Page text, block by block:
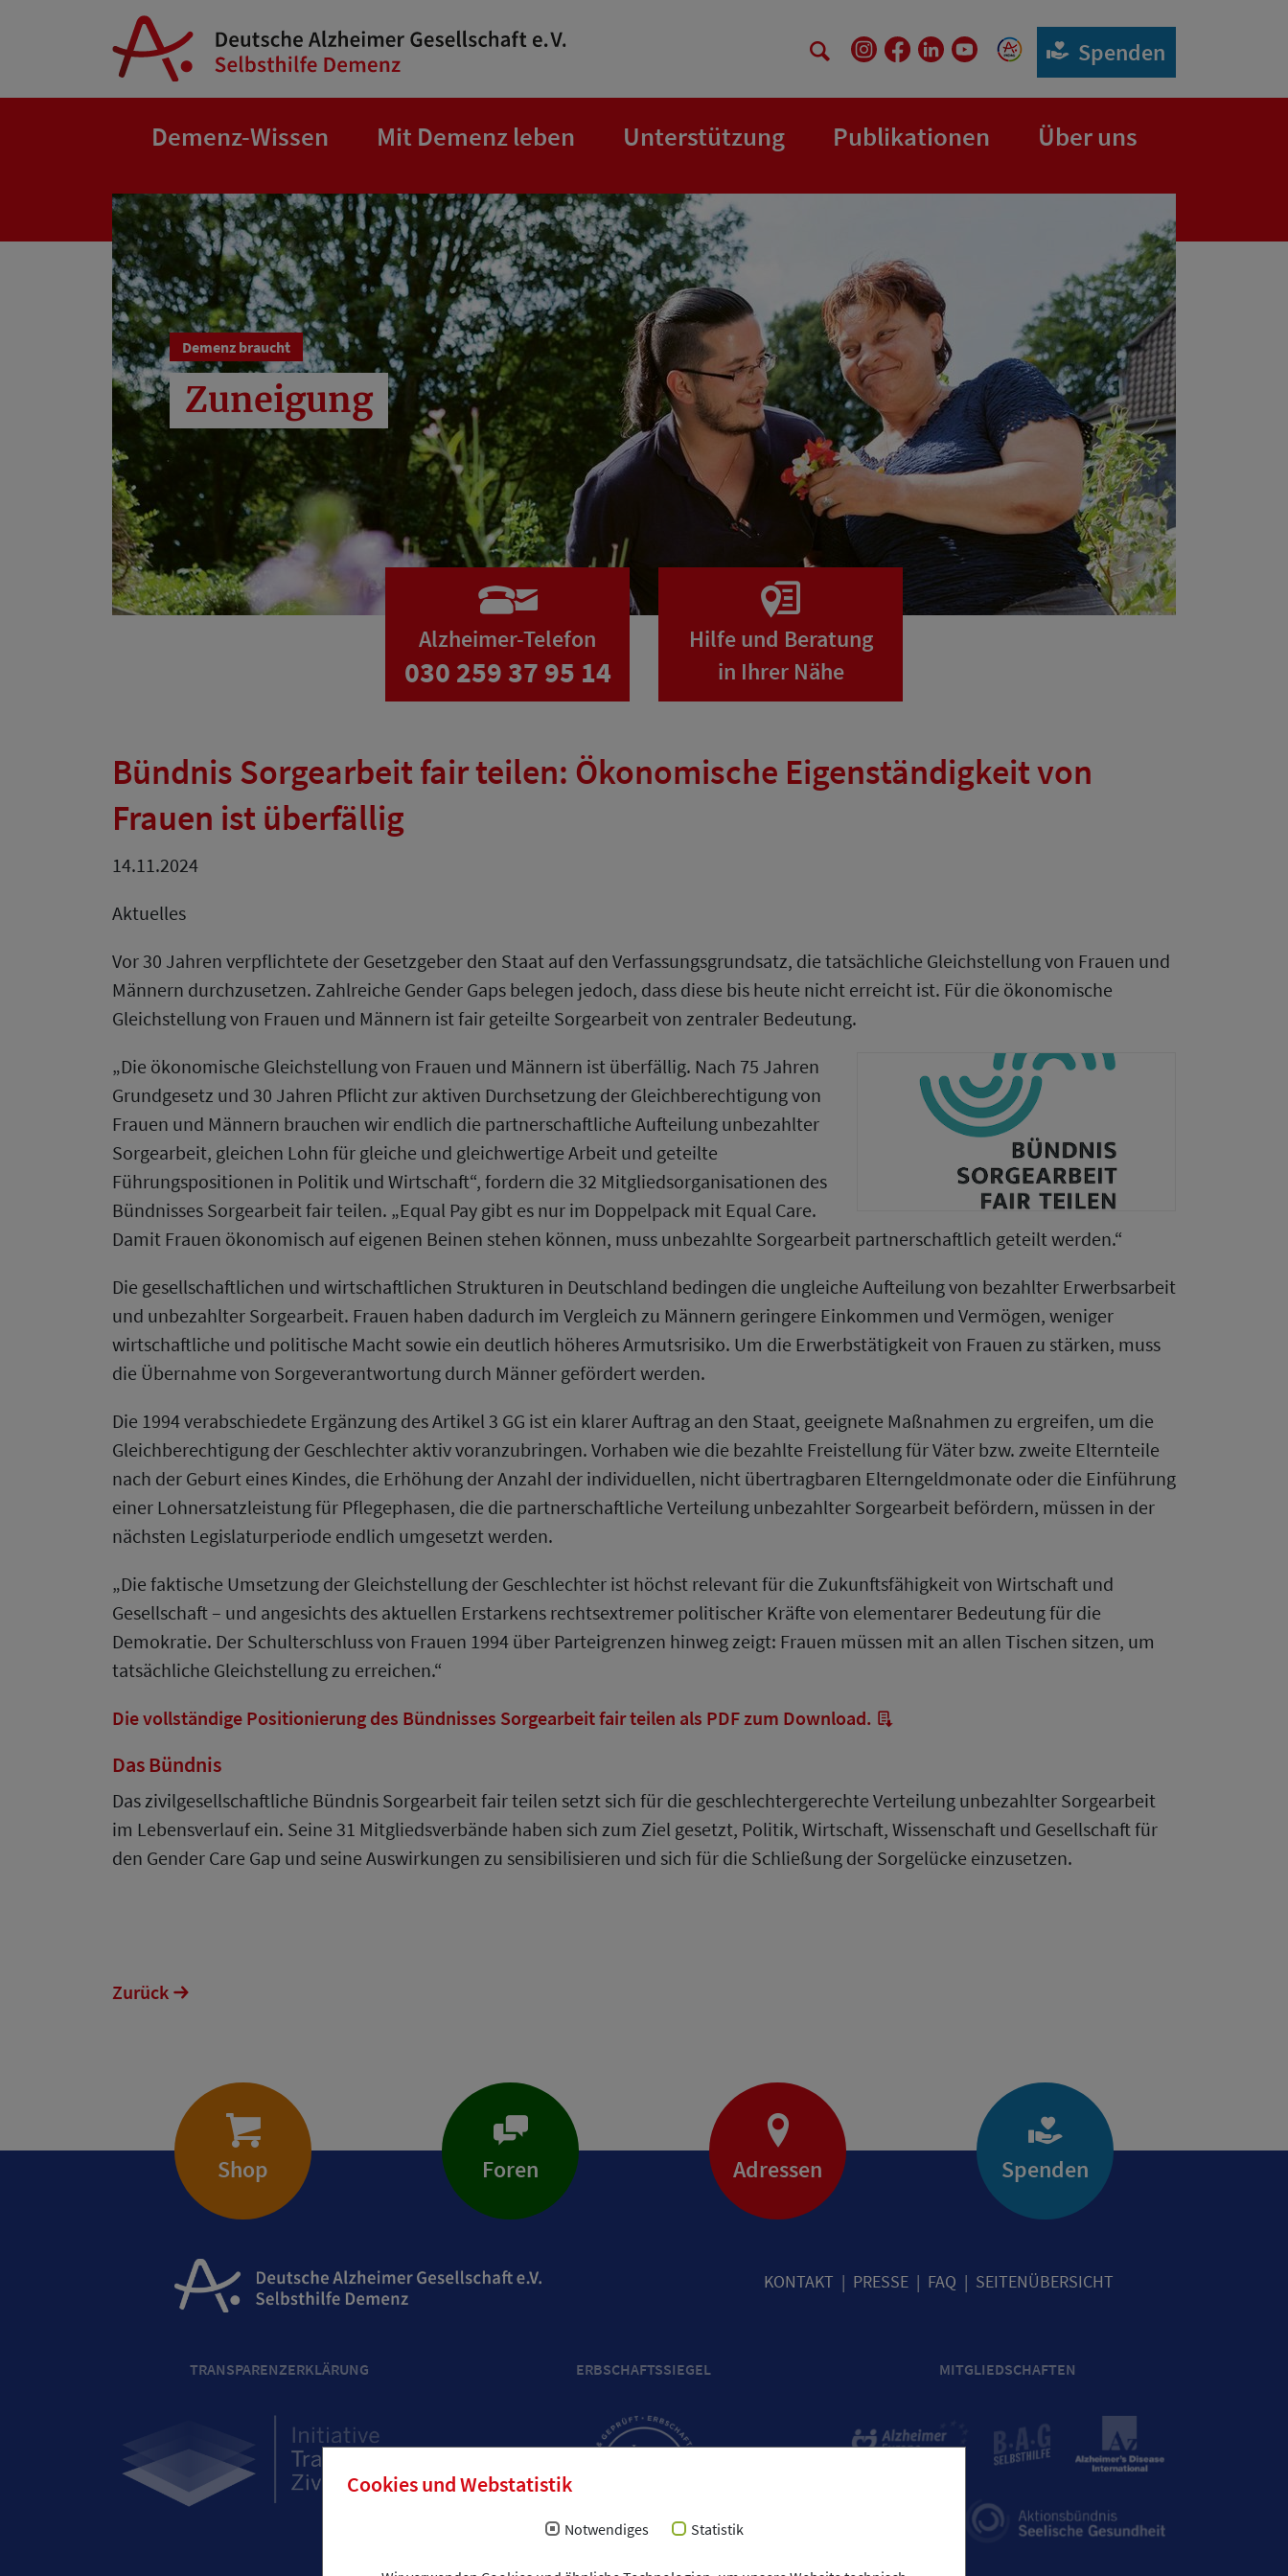
Cookies und Webstatistik
Notwendiges Statistik
Springe zum Hauptinhalt
Spenden
Demenz-Wissen Mit Demenz leben Unterstützung Publikationen Über uns
Demenz braucht
Zuneigung
Alzheimer-Telefon
030 259 37 95 14
Hilfe und Beratung
in Ihrer Nähe
Bündnis Sorgearbeit fair teilen: Ökonomische Eigenständigkeit von
Frauen ist überfällig
14.11.2024
Aktuelles
Vor 30 Jahren verpflichtete der Gesetzgeber den Staat auf den Verfassungsgrundsatz, die tatsächliche Gleichstellung von Frauen und
Männern durchzusetzen. Zahlreiche Gender Gaps belegen jedoch, dass diese bis heute nicht erreicht ist. Für die ökonomische
Gleichstellung von Frauen und Männern ist fair geteilte Sorgearbeit von zentraler Bedeutung.
„Die ökonomische Gleichstellung von Frauen und Männern ist überfällig. Nach 75 Jahren
Grundgesetz und 30 Jahren Pflicht zur aktiven Durchsetzung der Gleichberechtigung von
Frauen und Männern brauchen wir endlich die partnerschaftliche Aufteilung unbezahlter
Sorgearbeit, gleichen Lohn für gleiche und gleichwertige Arbeit und geteilte
Führungspositionen in Politik und Wirtschaft“, fordern die 32 Mitgliedsorganisationen des
Bündnisses Sorgearbeit fair teilen. „Equal Pay gibt es nur im Doppelpack mit Equal Care.
Damit Frauen ökonomisch auf eigenen Beinen stehen können, muss unbezahlte Sorgearbeit partnerschaftlich geteilt werden.“
Die gesellschaftlichen und wirtschaftlichen Strukturen in Deutschland bedingen die ungleiche Aufteilung von bezahlter Erwerbsarbeit
und unbezahlter Sorgearbeit. Frauen haben dadurch im Vergleich zu Männern geringere Einkommen und Vermögen, weniger
wirtschaftliche und politische Macht sowie ein deutlich höheres Armutsrisiko. Um die Erwerbstätigkeit von Frauen zu stärken, muss
die Übernahme von Sorgeverantwortung durch Männer gefördert werden.
Die 1994 verabschiedete Ergänzung des Artikel 3 GG ist ein klarer Auftrag an den Staat, geeignete Maßnahmen zu ergreifen, um die
Gleichberechtigung der Geschlechter aktiv voranzubringen. Vorhaben wie die bezahlte Freistellung für Väter bzw. zweite Elternteile
nach der Geburt eines Kindes, die Erhöhung der Anzahl der individuellen, nicht übertragbaren Elterngeldmonate oder die Einführung
einer Lohnersatzleistung für Pflegephasen, die die partnerschaftliche Verteilung unbezahlter Sorgearbeit befördern, müssen in der
nächsten Legislaturperiode endlich umgesetzt werden.
„Die faktische Umsetzung der Gleichstellung der Geschlechter ist höchst relevant für die Zukunftsfähigkeit von Wirtschaft und
Gesellschaft – und angesichts des aktuellen Erstarkens rechtsextremer politischer Kräfte von elementarer Bedeutung für die
Demokratie. Der Schulterschluss von Frauen 1994 über Parteigrenzen hinweg zeigt: Frauen müssen mit an allen Tischen sitzen, um
tatsächliche Gleichstellung zu erreichen.“
Die vollständige Positionierung des Bündnisses Sorgearbeit fair teilen als PDF zum Download.
Das Bündnis
Das zivilgesellschaftliche Bündnis Sorgearbeit fair teilen setzt sich für die geschlechtergerechte Verteilung unbezahlter Sorgearbeit
im Lebensverlauf ein. Seine 31 Mitgliedsverbände haben sich zum Ziel gesetzt, Politik, Wirtschaft, Wissenschaft und Gesellschaft für
den Gender Care Gap und seine Auswirkungen zu sensibilisieren und sich für die Schließung der Sorgelücke einzusetzen.
Zurück
Shop Foren Adressen Spenden
KONTAKT PRESSE FAQ SEITENÜBERSICHT
TRANSPARENZERKLÄRUNG ERBSCHAFTSSIEGEL MITGLIEDSCHAFTEN